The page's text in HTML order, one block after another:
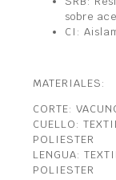
sobre
CI:
MATERIALES:
CORTE:
CUELLO:
POLIESTER
LENGUA:
POLIESTER